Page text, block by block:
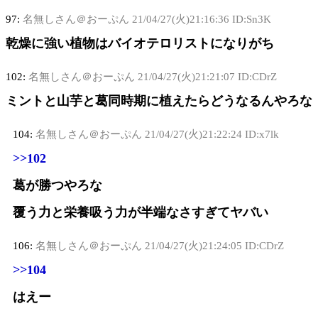
97: 名無しさん＠おーぷん 21/04/27(火)21:16:36 ID:Sn3K
乾燥に強い植物はバイオテロリストになりがち
102: 名無しさん＠おーぷん 21/04/27(火)21:21:07 ID:CDrZ
ミントと山芋と葛同時期に植えたらどうなるんやろな
104: 名無しさん＠おーぷん 21/04/27(火)21:22:24 ID:x7lk
>>102
葛が勝つやろな
覆う力と栄養吸う力が半端なさすぎてヤバい
106: 名無しさん＠おーぷん 21/04/27(火)21:24:05 ID:CDrZ
>>104
はえー